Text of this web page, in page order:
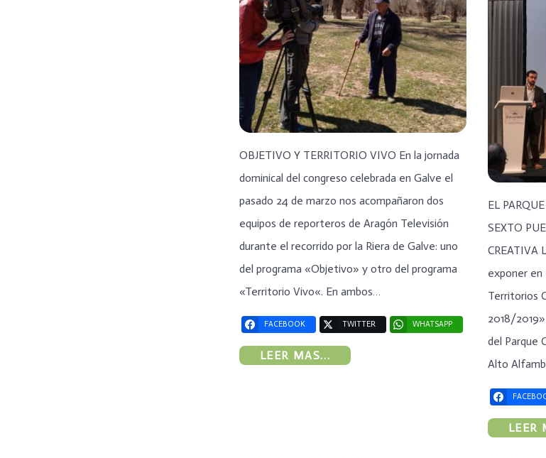
OBJETIVO Y TERRITORIO VIVO En la jornada
dominical del congreso celebrada en Galve el
pasado 24 de marzo nos acompañaron dos
equipos de reporteros de Aragón Televisión
durante el recorrido por la Riera de Galve: uno
del programa «Objetivo» y otro del programa
«Territorio Vivo«. En ambos…
FACEBOOK TWITTER WHATSAPP
LEER MAS...
EL
SEXTO
CREATIVA
exponer en
Territorios
2018/
del Parque
Alto
LEER